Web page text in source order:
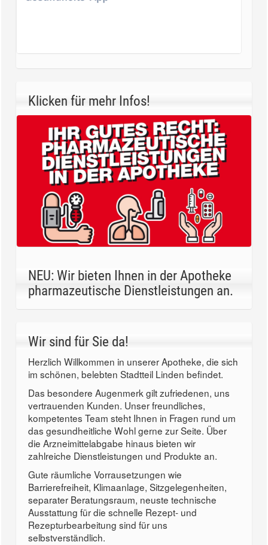
Klicken für mehr Infos!
NEU: Wir bieten Ihnen in der Apotheke
pharmazeutische Dienstleistungen an.
Wir sind für Sie da!
Herzlich Willkommen in unserer Apotheke, die sich
im schönen, belebten Stadtteil Linden befindet.
Das besondere Augenmerk gilt zufriedenen, uns
vertrauenden Kunden. Unser freundliches,
kompetentes Team steht Ihnen in Fragen rund um
das gesundheitliche Wohl gerne zur Seite. Über
die Arzneimittelabgabe hinaus bieten wir
zahlreiche Dienstleistungen und Produkte an.
Gute räumliche Vorrausetzungen wie
Barrierefreiheit, Klimaanlage, Sitzgelegenheiten,
separater Beratungsraum, neuste technische
Ausstattung für die schnelle Rezept- und
Rezepturbearbeitung sind für uns
selbstverständlich.